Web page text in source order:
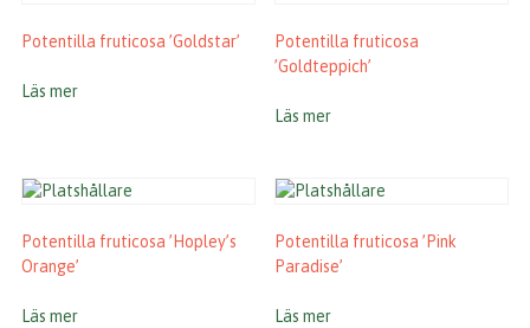
Potentilla fruticosa ’Goldstar’
Läs mer
Potentilla fruticosa
’Goldteppich’
Läs mer
Potentilla fruticosa ’Hopley’s
Orange’
Läs mer
Potentilla fruticosa ’Pink
Paradise’
Läs mer